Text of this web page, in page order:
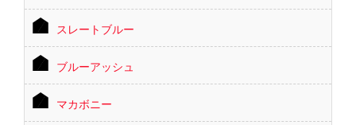
スレートブルー
ブルーアッシュ
マカボニー